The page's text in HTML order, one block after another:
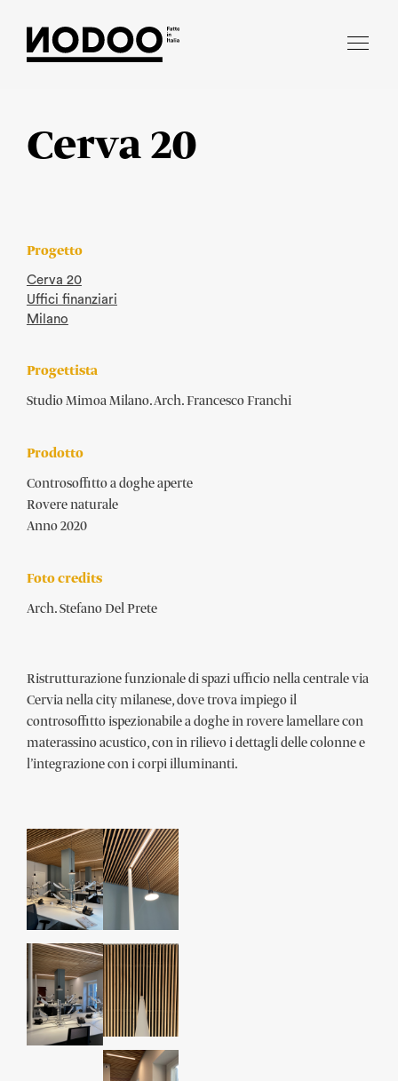
contenuto
Cerva 20
Progetto
Cerva 20
Uffici finanziari
Milano
Progettista
Studio Mimoa Milano. Arch. Francesco Franchi
Prodotto
Controsoffitto a doghe aperte
Rovere naturale
Anno 2020
Foto credits
Arch. Stefano Del Prete
Ristrutturazione funzionale di spazi ufficio nella centrale via
Cervia nella city milanese, dove trova impiego il
controsoffitto ispezionabile a doghe in rovere lamellare con
materassino acustico, con in rilievo i dettagli delle colonne e
l’integrazione con i corpi illuminanti.